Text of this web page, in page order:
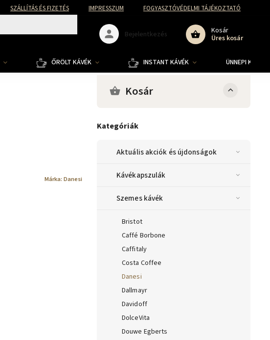
SZÁLLÍTÁS ÉS FIZETÉS IMPRESSZUM FOGYASZTÓVÉDELMI TÁJÉKOZTATÓ
Kosár
Üres kosár
Bejelentkezés
ŐRÖLT KÁVÉK INSTANT KÁVÉK ÜNNEPI
Kosár
Kategóriák
Aktuális akciók és újdonságok
Kávékapszulák
Szemes kávék
Bristot
Caffé Borbone
Caffitaly
Costa Coffee
Danesi
Dallmayr
Davidoff
DolceVita
Douwe Egberts
Márka: Danesi